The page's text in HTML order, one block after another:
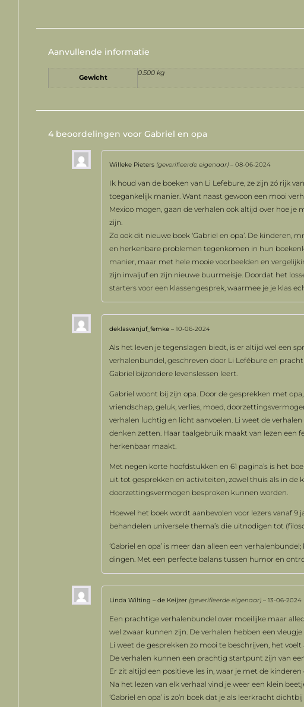
Aanvullende informatie
Gewicht
0.500 kg
4 beoordelingen voor Gabriel en opa
Willeke Pieters (geverifieerde eigenaar) – 08-06-2024
Ik houd van de boeken van Li Lefebure, ze zijn zó rijk
toegankelijk manier. Want naast gewoon een mooi
Mexico mogen, gaan de verhalen ook altijd over hoe
zijn.
Zo ook dit nieuwe boek ‘Gabriel en opa’. De
en herkenbare problemen tegenkomen in hun
manier, maar met hele mooie voorbeelden en
zijn invaljuf en zijn nieuwe buurmeisje. Doordat het
starters voor een klassengesprek, waarmee je je klas
deklasvanjuf_femke – 10-06-2024
Als het leven je tegenslagen biedt, is er altijd wel een
verhalenbundel, geschreven door Li Lefébure en
Gabriel bijzondere levenslessen leert.
Gabriel woont bij zijn opa. Door de gesprekken met
vriendschap, geluk, verlies, moed,
verhalen luchtig en licht aanvoelen. Li weet de
denken zetten. Haar taalgebruik maakt van lezen een
herkenbaar maakt.
Met negen korte hoofdstukken en 61 pagina’s is het
uit tot gesprekken en activiteiten, zowel thuis als in de
doorzettingsvermogen besproken kunnen worden.
Hoewel het boek wordt aanbevolen voor lezers vanaf 9
behandelen universele thema’s die uitnodigen tot
‘Gabriel en opa’ is meer dan alleen een
dingen. Met een perfecte balans tussen humor en
Linda Wilting – de Keijzer (geverifieerde eigenaar) – 13-06-2024
Een prachtige verhalenbundel over moeilijke maar
wel zwaar kunnen zijn. De verhalen hebben een
Li weet de gesprekken zo mooi te beschrijven, het
De verhalen kunnen een prachtig startpunt zijn van
Er zit altijd een positieve les in, waar je met de
Na het lezen van elk verhaal vind je weer een klein
‘Gabriel en opa’ is zo’n boek dat je als leerkracht